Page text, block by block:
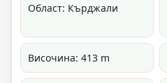
Област: Кърджали
Височина: 413 m